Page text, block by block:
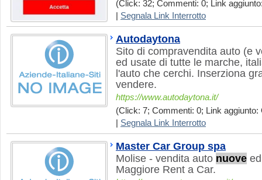
(Click: 32; Commenti: 0; Link
Segnala Link Interrotto
Autodaytona
Sito di compravendita auto (e
ed usate di tutte le marche,
l'auto che cerchi. Inserziona
vendere.
https://www.autodaytona.it/
(Click: 7; Commenti: 0; Link aggiunto:
Segnala Link Interrotto
Master Car Group spa
Molise - vendita auto nuove
Maggiore Rent a Car.